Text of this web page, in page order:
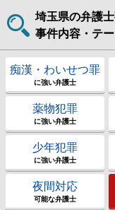
埼玉県の弁護
事件内容・テ
痴漢・わいせつ罪
に強い弁護士
薬物犯罪
に強い弁護士
少年犯罪
に強い弁護士
夜間対応
可能な弁護士